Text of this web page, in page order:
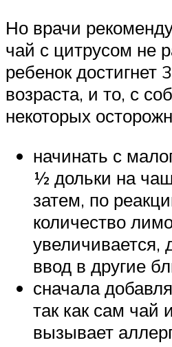
Но врачи
чай с цитрусом не
ребенок достигнет
возраста, и то, с
некоторых
начинать с
½ дольки на
затем, по
количество
увеличивается,
ввод в другие
сначала
так как сам чай
вызывает